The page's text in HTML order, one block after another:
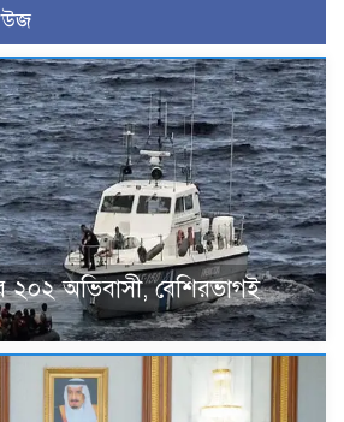
২০২ অভিবাসী, বেশিরভাগই